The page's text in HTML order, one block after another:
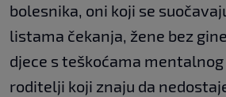
bolesnika, oni koji se
listama čekanja, žene bez
djece s teškoćama
roditelji koji znaju da